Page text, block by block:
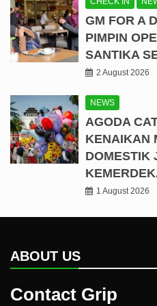
GM FOR A
PIMPIN
SANTIKA
2 August 2026
NEWS
AGODA
KENAIKAN
DOMESTIK
1 August 2026
ABOUT US
Contact Grip